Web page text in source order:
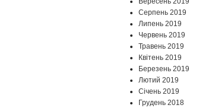
Серпень 2019
Липень 2019
Червень 2019
Травень 2019
Квітень 2019
Березень 2019
Лютий 2019
Січень 2019
Грудень 2018